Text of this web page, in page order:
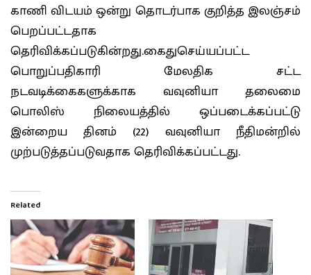
காணி விடயம் ஒன்று தொடர்பாக குறித்த இலஞ்சம்
பெறப்பட்டதாக
தெரிவிக்கப்படுகின்றது.கைதுசெய்யப்பட்ட
பொறுப்பதிகாரி மேலதிக சட்ட
நடவடிக்கைகளுக்காக வவுனியா தலைமை
பொலிஸ் நிலையத்தில் ஒப்படைக்கப்பட்டு
இன்றைய தினம் (22) வவுனியா நீதிமன்றில்
முற்படுத்தப்படுவதாக தெரிவிக்கப்பட்டது.
Related